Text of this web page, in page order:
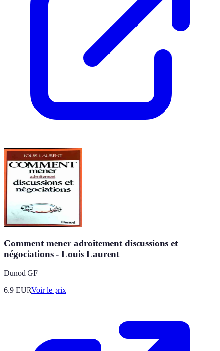
Comment mener adroitement discussions et
négociations - Louis Laurent
Dunod GF
6.9 EURVoir le prix